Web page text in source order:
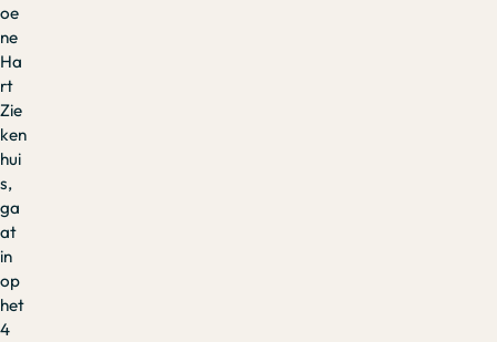
oe
ne
Ha
rt
Zie
ken
hui
s,
ga
at
in
op
het
4